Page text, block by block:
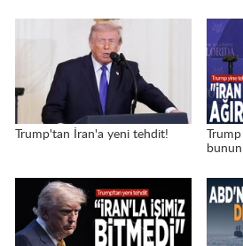
Trump'tan İran'a yeni tehdit!